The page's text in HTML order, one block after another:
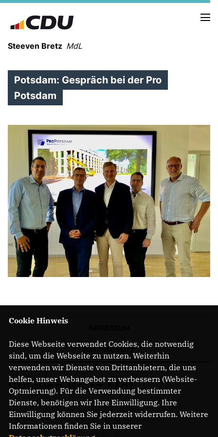
Steeven Bretz MdL
WAHLKREISBESUCHE
MEIN BÜRGERBÜRO
MEIN WAHLKREIS
ZIELE
Redebeiträge
Anträge CDU
Kleine Anfragen
CDU Deutschland
CDU Potsdam
Potsdam: Gespräch bei der Pro
Potsdam
Steeven Bretz MdL
Cookie Hinweis
Diese Webseite verwendet Cookies, die notwendig
sind, um die Webseite zu nutzen. Weiterhin
verwenden wir Dienste von Drittanbietern, die uns
helfen, unser Webangebot zu verbessern (Website-
Optmierung). Für die Verwendung bestimmter
Dienste, benötigen wir Ihre Einwilligung. Ihre
Einwilligung können Sie jederzeit widerrufen. Weitere
Informationen finden Sie in unserer